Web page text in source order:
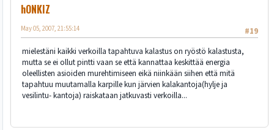
hONKIZ
#19
May 05, 2007, 21:55:14
mielestäni kaikki verkoilla tapahtuva kalastus on ryöstö kalastusta,
mutta se ei ollut pintti vaan se että kannattaa keskittää energia
oleellisten asioiden murehtimiseen eikä niinkään siihen että mitä
tapahtuu muutamalla karpille kun järvien kalakantoja(hylje ja
vesilintu- kantoja) raiskataan jatkuvasti verkoilla...